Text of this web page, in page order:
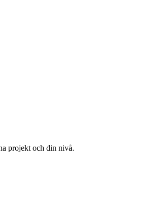
projekt och din nivå.